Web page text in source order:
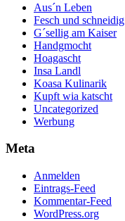
Aus´n Leben
Fesch und schneidig
G´sellig am Kaiser
Handgmocht
Hoagascht
Insa Landl
Koasa Kulinarik
Kupft wia katscht
Uncategorized
Werbung
Meta
Anmelden
Eintrags-Feed
Kommentar-Feed
WordPress.org